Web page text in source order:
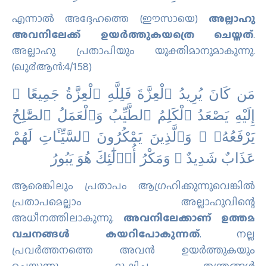
എന്നാല്‍ അദ്ദേഹത്തെ (ഈസായെ) അല്ലാഹു
അവനിലേക്ക് ഉയര്‍ത്തുകയത്രെ ചെയ്തത്‌.
അല്ലാഹു പ്രതാപിയും യുക്തിമാനുമാകുന്നു.
(ഖു൪ആന്‍:4/158)
ﻣَﻦ ﻛَﺎﻥَ ﻳُﺮِﻳﺪُ ٱﻟْﻌِﺰَّﺓَ ﻓَﻠِﻠَّﻪِ ٱﻟْﻌِﺰَّﺓُ ﺟَﻤِﻴﻌًﺎ ۚ
ﺇِﻟَﻴْﻪِ ﻳَﺼْﻌَﺪُ ٱﻟْﻜَﻠِﻢُ ٱﻟﻄَّﻴِّﺐُ ﻭَٱﻟْﻌَﻤَﻞُ ٱﻟﺼَّٰﻠِﺢُ
ﻳَﺮْﻓَﻌُﻪُۥ ۚ ﻭَٱﻟَّﺬِﻳﻦَ ﻳَﻤْﻜُﺮُﻭﻥَ ٱﻟﺴَّﻴِّـَٔﺎﺕِ ﻟَﻬُﻢْ
ﻋَﺬَاﺏٌ ﺷَﺪِﻳﺪٌ ۖ ﻭَﻣَﻜْﺮُ ﺃُﻭ۟ﻟَٰٓﺌِﻚَ ﻫُﻮَ ﻳَﺒُﻮﺭُ
ആരെങ്കിലും പ്രതാപം ആഗ്രഹിക്കുന്നുവെങ്കില്‍
പ്രതാപമെല്ലാം അല്ലാഹുവിന്റെ
അധീനത്തിലാകുന്നു. അവനിലേക്കാണ് ഉത്തമ
വചനങ്ങള്‍ കയറിപോകുന്നത്‌. നല്ല
പ്രവര്‍ത്തനത്തെ അവന്‍ ഉയര്‍ത്തുകയും